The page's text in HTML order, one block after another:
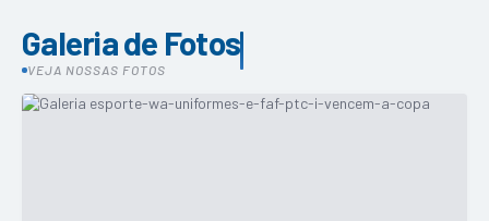
Galeria de Fotos
VEJA NOSSAS FOTOS